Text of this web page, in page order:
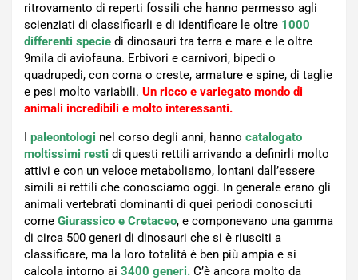
ritrovamento di reperti fossili che hanno permesso agli
scienziati di classificarli e di identificare le oltre 1000
differenti specie di dinosauri tra terra e mare e le oltre
9mila di aviofauna. Erbivori e carnivori, bipedi o
quadrupedi, con corna o creste, armature e spine, di taglie
e pesi molto variabili. Un ricco e variegato mondo di
animali incredibili e molto interessanti.
I paleontologi nel corso degli anni, hanno catalogato
moltissimi resti di questi rettili arrivando a definirli molto
attivi e con un veloce metabolismo, lontani dall’essere
simili ai rettili che conosciamo oggi. In generale erano gli
animali vertebrati dominanti di quei periodi conosciuti
come Giurassico e Cretaceo, e componevano una gamma
di circa 500 generi di dinosauri che si è riusciti a
classificare, ma la loro totalità è ben più ampia e si
calcola intorno ai 3400 generi. C’è ancora molto da